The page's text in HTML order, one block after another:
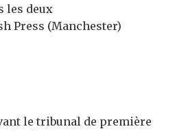
les deux
Press (Manchester)
le tribunal de première